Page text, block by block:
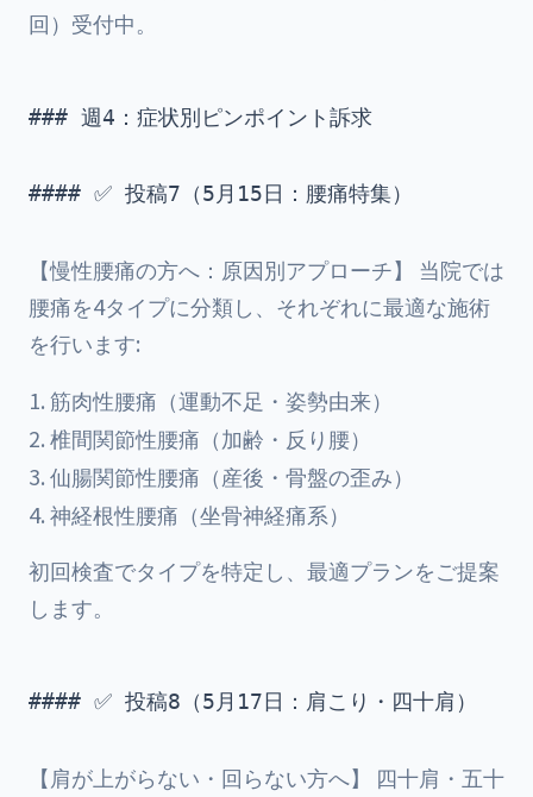
回）受付中。
### 週4：症状別ピンポイント訴求
#### ✅ 投稿7（5月15日：腰痛特集）
【慢性腰痛の方へ：原因別アプローチ】 当院では
腰痛を4タイプに分類し、それぞれに最適な施術
を行います:
筋肉性腰痛（運動不足・姿勢由来）
椎間関節性腰痛（加齢・反り腰）
仙腸関節性腰痛（産後・骨盤の歪み）
神経根性腰痛（坐骨神経痛系）
初回検査でタイプを特定し、最適プランをご提案
します。
#### ✅ 投稿8（5月17日：肩こり・四十肩）
【肩が上がらない・回らない方へ】 四十肩・五十